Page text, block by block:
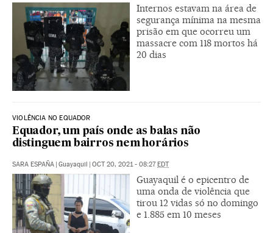
Internos estavam na área de
segurança mínima na mesma
prisão em que ocorreu um
massacre com 118 mortos há
20 dias
VIOLÊNCIA NO EQUADOR
Equador, um país onde as balas não
distinguem bairros nem horários
SARA ESPAÑA | Guayaquil | OCT 20, 2021 - 08:27EDT
Guayaquil é o epicentro de
uma onda de violência que
tirou 12 vidas só no domingo
e 1.885 em 10 meses